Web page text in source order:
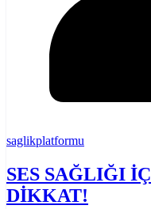
saglikplatformu
SES SAĞLIĞI
DİKKAT!